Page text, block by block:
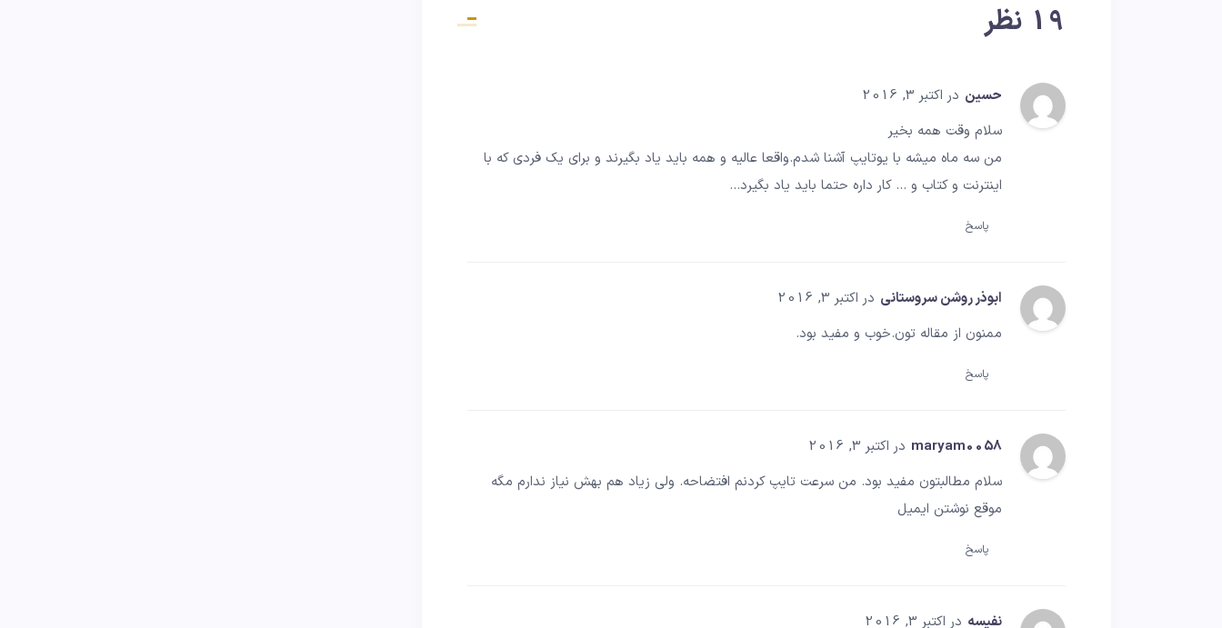
19 نظر
حسین در اکتبر 3, 2016
سلام وقت همه بخیر
من سه ماه میشه با یوتایپ آشنا شدم.واقعا عالیه و همه باید یاد بگیرند و برای یک فردی که با
اینترنت و کتاب و … کار داره حتما باید یاد بگیرد…
پاسخ
ابوذر روشن سروستانی در اکتبر 3, 2016
ممنون از مقاله تون.خوب و مفید بود.
پاسخ
maryam0058 در اکتبر 3, 2016
سلام مطالبتون مفید بود. من سرعت تایپ کردنم افتضاحه. ولی زیاد هم بهش نیاز ندارم مگه
موقع نوشتن ایمیل
پاسخ
نفیسه در اکتبر 3, 2016